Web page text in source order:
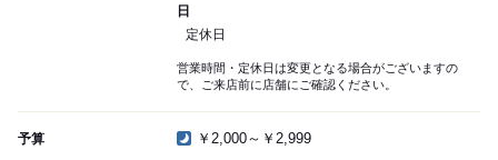
日
定休日
営業時間・定休日は変更となる場合がございますの
で、ご来店前に店舗にご確認ください。
予算 ￥2,000～￥2,999